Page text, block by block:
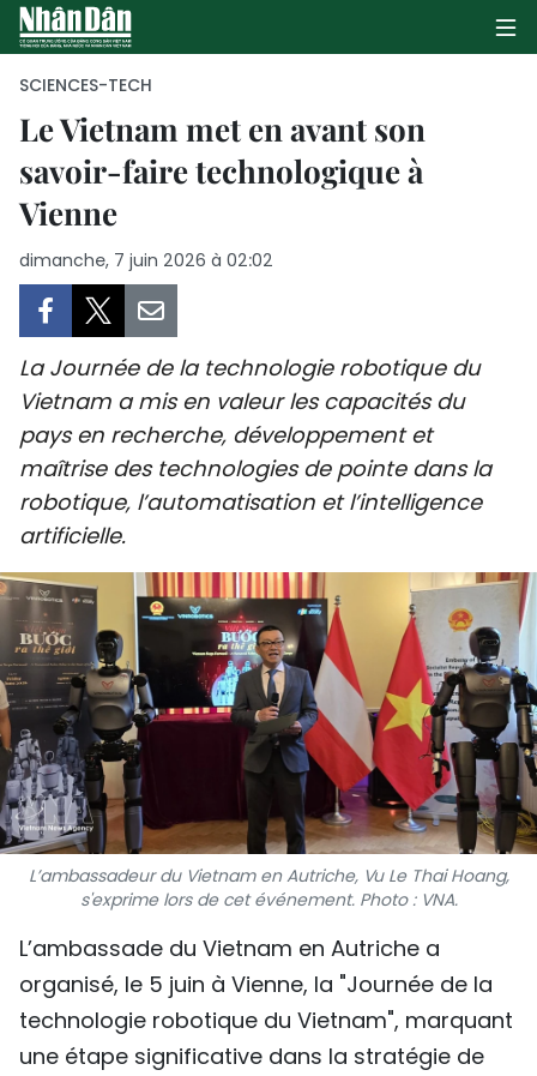
PAGE D'ACCUEIL
CULTURE
TOURISME
ENVIRONNEMENT
SPORT
FRANCOPHONIE
PAYS NATAL
INTERNATIONAL
MÉGASTORIE
INFOGRAPHIE
PHOTO
VIDÉO
À PROPOS DU "PEUPLE"
SCIENCES-TECH
Le Vietnam met en avant son
savoir-faire technologique à
Vienne
dimanche, 7 juin 2026 à 02:02
La Journée de la technologie robotique du
Vietnam a mis en valeur les capacités du
pays en recherche, développement et
maîtrise des technologies de pointe dans la
robotique, l’automatisation et l’intelligence
artificielle.
L’ambassadeur du Vietnam en Autriche, Vu Le Thai Hoang,
s'exprime lors de cet événement. Photo : VNA.
L’ambassade du Vietnam en Autriche a
organisé, le 5 juin à Vienne, la "Journée de la
technologie robotique du Vietnam", marquant
une étape significative dans la stratégie de